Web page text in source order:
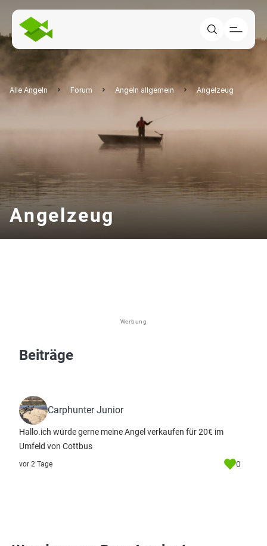
Alle Angeln Forum Angeln allgemein Angelzeug
Angelzeug
Werbung
Beiträge
Carphunter Junior
Hallo.ich würde gerne meine Angel verkaufen für 20€ im
Umfeld von Cottbus
vor 2 Tage 0